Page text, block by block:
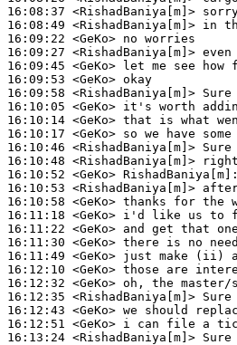
16:08:37 <RishadBaniya[m]>
16:08:49 <RishadBaniya[m]>
16:09:22 <GeKo>
16:09:27 <RishadBaniya[m]>
16:09:45 <GeKo>
16:09:53 <GeKo>
16:09:58 <RishadBaniya[m]>
16:10:05 <GeKo>
16:10:14 <GeKo>
16:10:17 <GeKo>
16:10:46 <RishadBaniya[m]>
16:10:48 <RishadBaniya[m]>
16:10:52 <GeKo> RishadBaniya[m]:
16:10:53 <RishadBaniya[m]>
16:10:58 <GeKo>
16:11:18 <GeKo>
16:11:22 <GeKo>
16:11:30 <GeKo>
16:11:49 <GeKo>
16:12:10 <GeKo>
16:12:32 <GeKo>
16:12:35 <RishadBaniya[m]>
16:12:43 <GeKo>
16:12:51 <GeKo>
16:13:24 <RishadBaniya[m]>